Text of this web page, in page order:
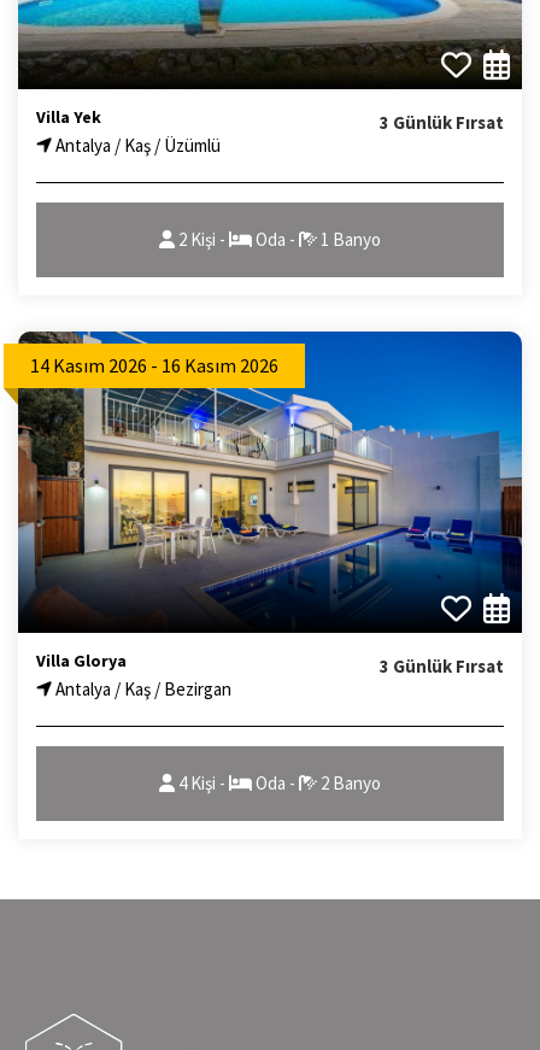
Villa Yek
Antalya / Kaş / Üzümlü
3 Günlük Fırsat
2 Kişi - Oda - 1 Banyo
14 Kasım 2026 - 16 Kasım 2026
Villa Glorya
Antalya / Kaş / Bezirgan
3 Günlük Fırsat
4 Kişi - Oda - 2 Banyo